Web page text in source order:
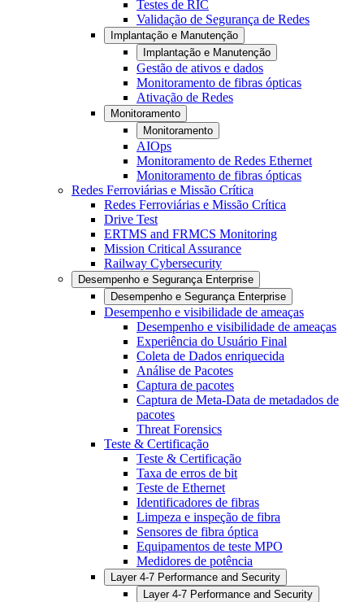
Testes de RIC
Validação de Segurança de Redes
Implantação e Manutenção
Implantação e Manutenção
Gestão de ativos e dados
Monitoramento de fibras ópticas
Ativação de Redes
Monitoramento
Monitoramento
AIOps
Monitoramento de Redes Ethernet
Monitoramento de fibras ópticas
Redes Ferroviárias e Missão Crítica
Redes Ferroviárias e Missão Crítica
Drive Test
ERTMS and FRMCS Monitoring
Mission Critical Assurance
Railway Cybersecurity
Desempenho e Segurança Enterprise
Desempenho e Segurança Enterprise
Desempenho e visibilidade de ameaças
Desempenho e visibilidade de ameaças
Experiência do Usuário Final
Coleta de Dados enriquecida
Análise de Pacotes
Captura de pacotes
Captura de Meta-Data de metadados de
pacotes
Threat Forensics
Teste & Certificação
Teste & Certificação
Taxa de erros de bit
Teste de Ethernet
Identificadores de fibras
Limpeza e inspeção de fibra
Sensores de fibra óptica
Equipamentos de teste MPO
Medidores de potência
Layer 4-7 Performance and Security
Layer 4-7 Performance and Security